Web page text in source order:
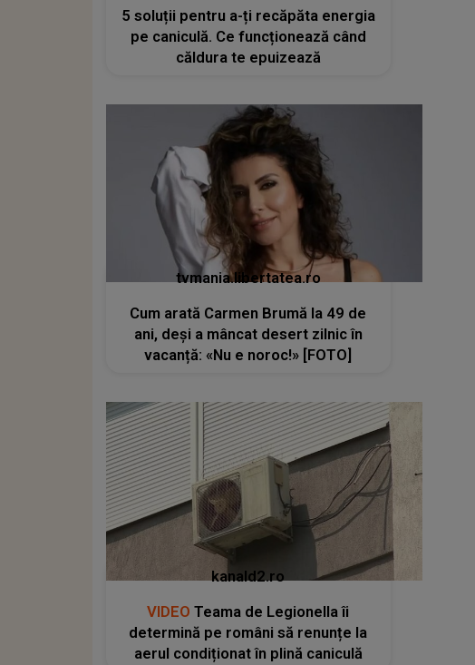
5 soluții pentru a-ți recăpăta energia
pe caniculă. Ce funcționează când
căldura te epuizează
tvmania.libertatea.ro
Cum arată Carmen Brumă la 49 de
ani, deși a mâncat desert zilnic în
vacanță: «Nu e noroc!» [FOTO]
kanald2.ro
VIDEO Teama de Legionella îi
determină pe români să renunțe la
aerul condiționat în plină caniculă